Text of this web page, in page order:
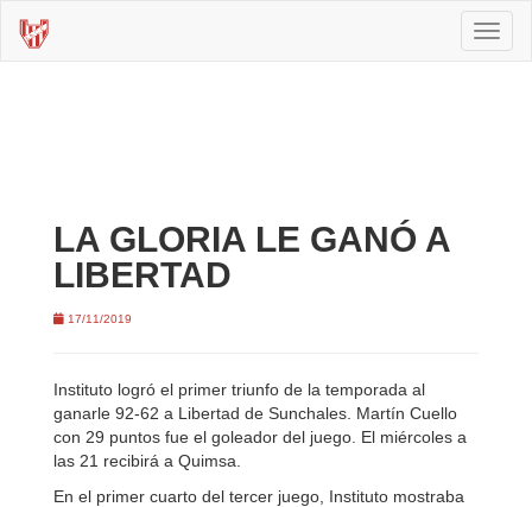
LA GLORIA LE GANÓ A
LIBERTAD
17/11/2019
Instituto logró el primer triunfo de la temporada al
ganarle 92-62 a Libertad de Sunchales. Martín Cuello
con 29 puntos fue el goleador del juego. El miércoles a
las 21 recibirá a Quimsa.
En el primer cuarto del tercer juego, Instituto mostraba